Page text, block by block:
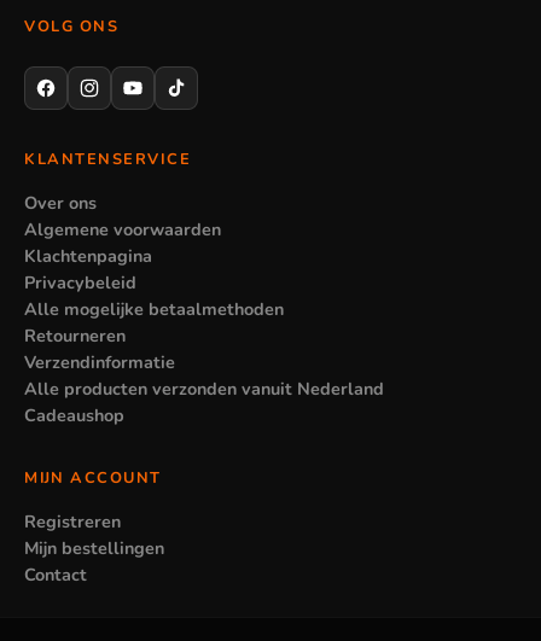
VOLG ONS
KLANTENSERVICE
Over ons
Algemene voorwaarden
Klachtenpagina
Privacybeleid
Alle mogelijke betaalmethoden
Retourneren
Verzendinformatie
Alle producten verzonden vanuit Nederland
Cadeaushop
MIJN ACCOUNT
Registreren
Mijn bestellingen
Contact